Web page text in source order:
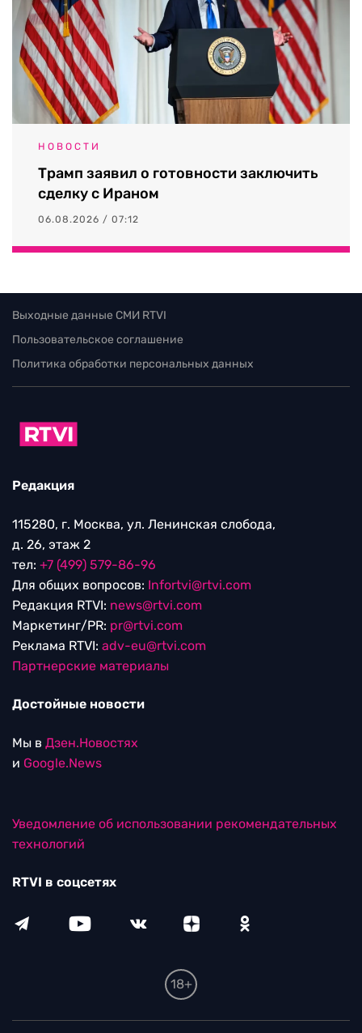
НОВОСТИ
Трамп заявил о готовности заключить
сделку с Ираном
06.08.2026 / 07:12
Выходные данные СМИ RTVI
Пользовательское соглашение
Политика обработки персональных данных
Редакция
115280, г. Москва, ул. Ленинская слобода,
д. 26, этаж 2
тел: +7 (499) 579-86-96
Для общих вопросов: Infortvi@rtvi.com
Редакция RTVI: news@rtvi.com
Маркетинг/PR: pr@rtvi.com
Реклама RTVI: adv-eu@rtvi.com
Партнерские материалы
Достойные новости
Мы в Дзен.Новостях
и Google.News
Уведомление об использовании рекомендательных
технологий
RTVI в соцсетях
18+